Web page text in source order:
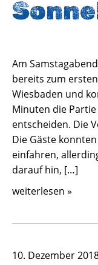
Am
bereits zum
Wiesbaden und
Minuten die
entscheiden. Die
Die Gäste
einfahren,
darauf hin, […]
weiterlesen »
10. Dezember